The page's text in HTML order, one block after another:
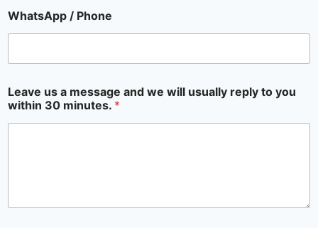
WhatsApp / Phone
Leave us a message and we will usually reply to you
within 30 minutes. *